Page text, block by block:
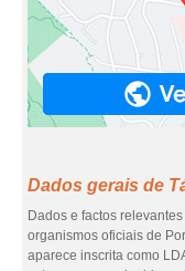
Dados gerais de
Dados e factos
organismos oficiais de
aparece inscrita como